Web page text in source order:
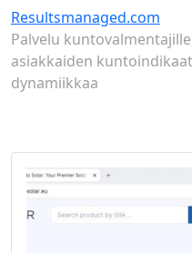
Resultsmanaged.com
Palvelu
asiakkaiden
dynamiikkaa